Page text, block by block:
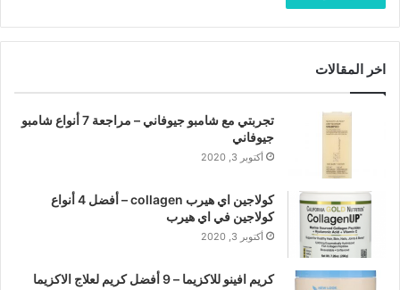
اخر المقالات
تجربتي مع شامبو جيوفاني – مراجعة 7 أنواع شامبو
جيوفاني
أكتوبر 3, 2020
كولاجين اي هيرب collagen – أفضل 4 أنواع
كولاجين في اي هيرب
أكتوبر 3, 2020
كريم افينو للاكزيما – 9 أفضل كريم لعلاج الاكزيما